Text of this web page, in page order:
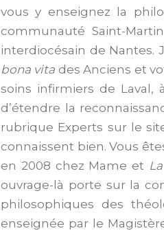
vous y enseignez la
communauté Saint-
interdiocésain de Nantes.
bona vita des Anciens et
soins infirmiers de Laval,
d’étendre la
rubrique Experts sur le
connaissent bien. Vous
en 2008 chez Mame et
ouvrage-là porte sur la
philosophiques des
enseignée par le